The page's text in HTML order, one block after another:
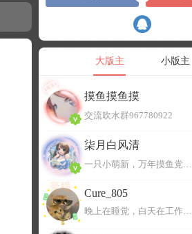
大版主 小版主
摸鱼摸鱼摸
交流吹水群967780922
柒月白风清
一只小萌新，万年摸鱼党！已经脱坑了。。。
Cure_805
晚上在睡觉，白天在工作，不一定能及时回复，有事可以留言！